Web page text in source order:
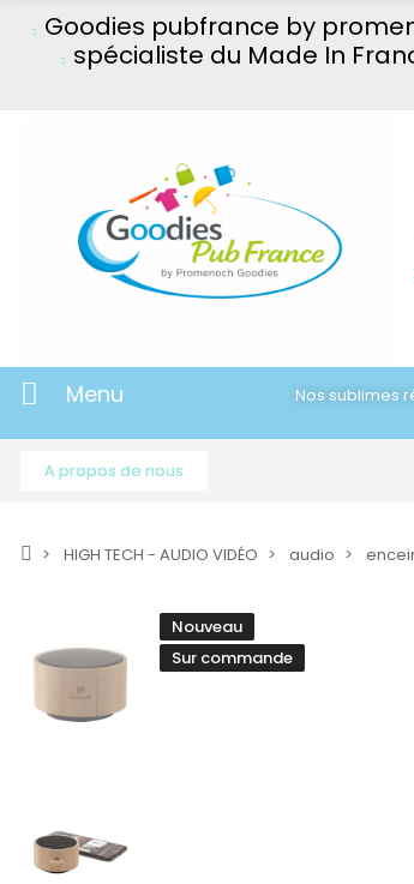
Goodies pubfrance by
spécialiste du Made In
Menu Nos sublimes
A propos de nous
HIGH TECH - AUDIO VIDÉO audio
Nouveau
Sur commande